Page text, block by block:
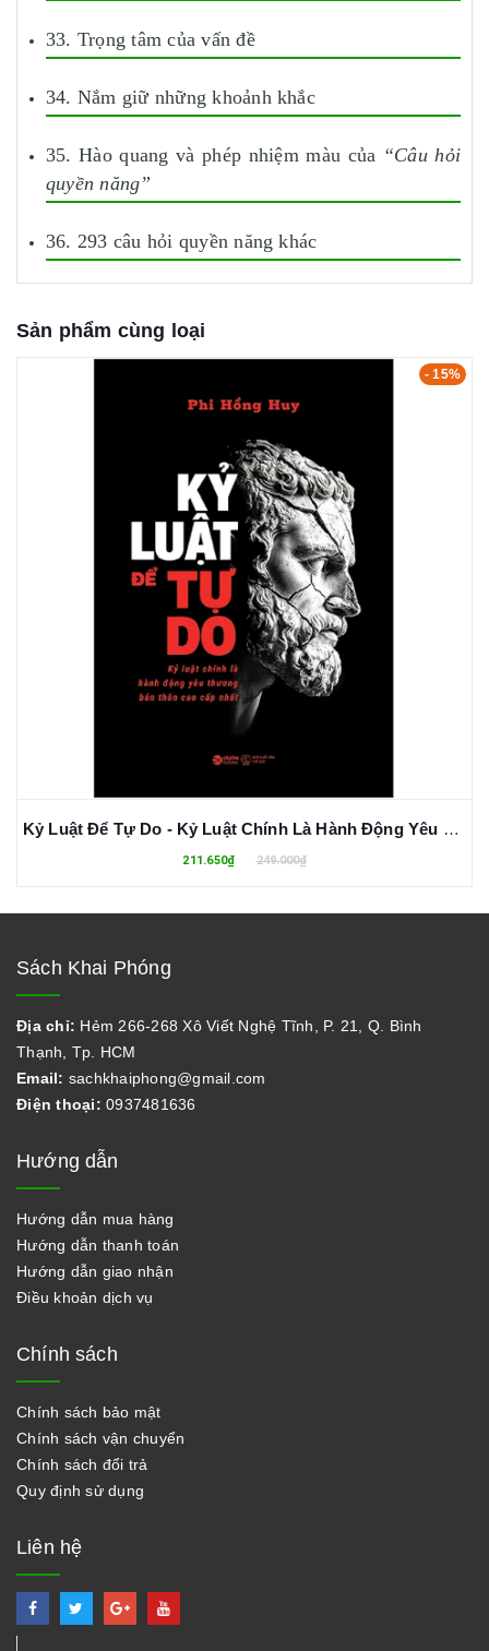
33. Trọng tâm của vấn đề
34. Nắm giữ những khoảnh khắc
35. Hào quang và phép nhiệm màu của “Câu hỏi
quyền năng”
36. 293 câu hỏi quyền năng khác
Sản phẩm cùng loại
- 15%
Kỷ Luật Để Tự Do - Kỷ Luật Chính Là Hành Động Yêu Thương Bản Thân Cao Cấp Nhất - Phi Hồng Huy
211.650₫ 249.000₫
Sách Khai Phóng
Địa chỉ: Hẻm 266-268 Xô Viết Nghệ Tĩnh, P. 21, Q. Bình
Thạnh, Tp. HCM
Email: sachkhaiphong@gmail.com
Điện thoại: 0937481636
Hướng dẫn
Hướng dẫn mua hàng
Hướng dẫn thanh toán
Hướng dẫn giao nhận
Điều khoản dịch vụ
Chính sách
Chính sách bảo mật
Chính sách vận chuyển
Chính sách đổi trả
Quy định sử dụng
Liên hệ